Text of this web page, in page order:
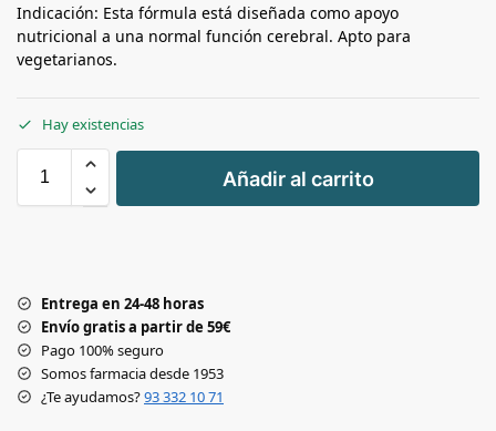
Indicación: Esta fórmula está diseñada como apoyo
nutricional a una normal función cerebral. Apto para
vegetarianos.
Hay existencias
+
-
Añadir al carrito
Entrega en 24-48 horas
Envío gratis a partir de 59€
Pago 100% seguro
Somos farmacia desde 1953
¿Te ayudamos?93 332 10 71